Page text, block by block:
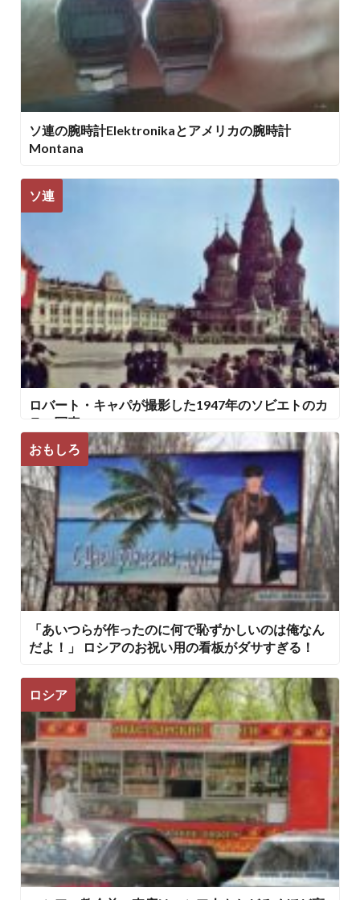
ソ連の腕時計Elektronikaとアメリカの腕時計
Montana
ソ連
ロバート・キャパが撮影した1947年のソビエトのカ
ラー写真
おもしろ
「あいつらが作ったのに何で恥ずかしいのは俺なん
だよ！」 ロシアのお祝い用の看板がダサすぎる！
ロシア